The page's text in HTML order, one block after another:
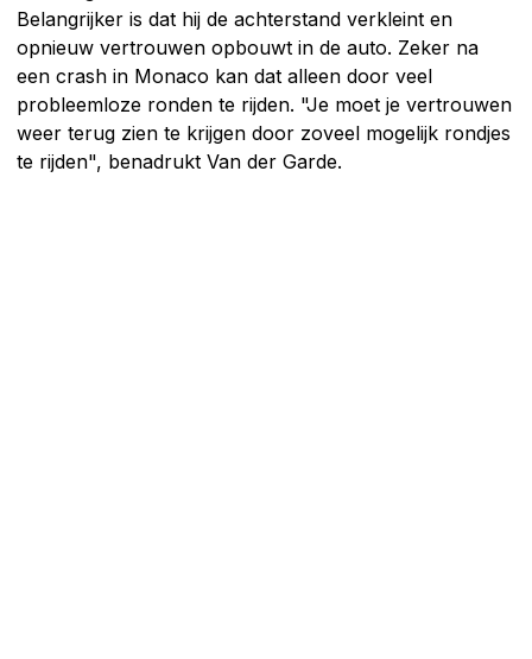
Belangrijker is dat hij de achterstand verkleint en
opnieuw vertrouwen opbouwt in de auto. Zeker na
een crash in Monaco kan dat alleen door veel
probleemloze ronden te rijden. "Je moet je vertrouwen
weer terug zien te krijgen door zoveel mogelijk rondjes
te rijden", benadrukt Van der Garde.